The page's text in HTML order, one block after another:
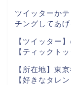
ツイッターか
チングしてあ
【ツイッター
【ティックト
【所在地】東
【好きなタレ